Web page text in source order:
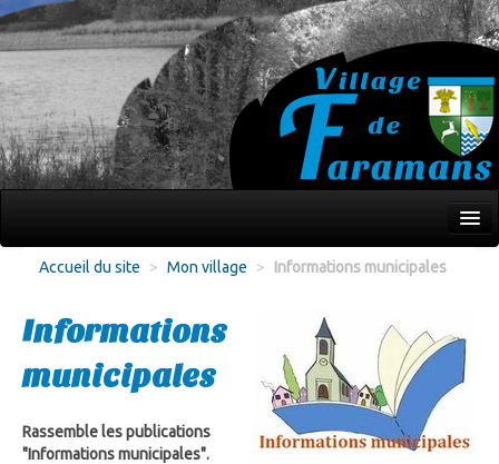
Culture Loisirs
Associations
Environnement
Accueil du site > Mon village > Informations municipales
Informations
municipales
Rassemble les publications
"Informations municipales".